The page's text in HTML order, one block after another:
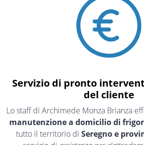
Servizio di pronto
del cliente
Lo staff di Archimede Monza Brianza
manutenzione a domicilio di
tutto il territorio di Seregno e